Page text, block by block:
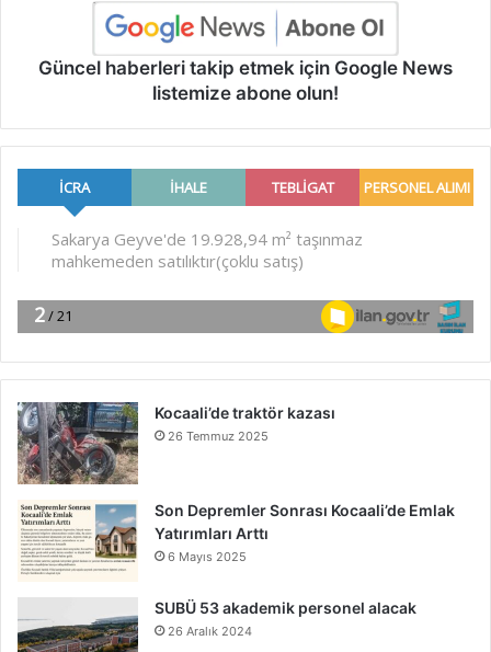
Güncel haberleri takip etmek için Google News
listemize abone olun!
Kocaali’de traktör kazası
26 Temmuz 2025
Son Depremler Sonrası Kocaali’de Emlak
Yatırımları Arttı
6 Mayıs 2025
SUBÜ 53 akademik personel alacak
26 Aralık 2024